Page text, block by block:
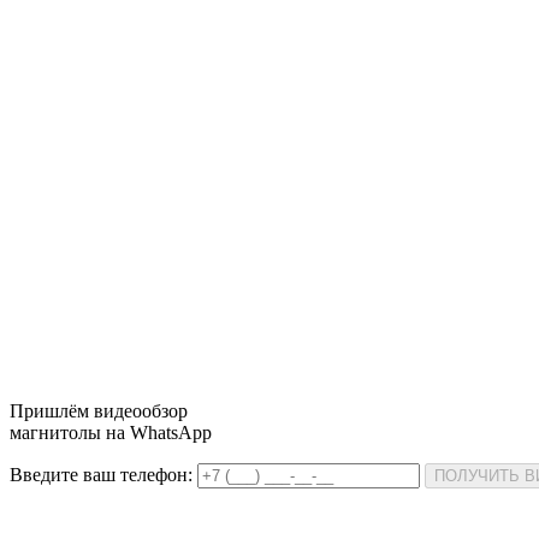
Пришлём видеообзор
магнитолы на WhatsApp
Введите ваш телефон: ПОЛУЧИТЬ